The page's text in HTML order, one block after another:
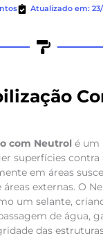
Atualizado em: 23/
com Neutrol é um
superfícies contra
em áreas
áreas externas. O
um selante,
de água,
das